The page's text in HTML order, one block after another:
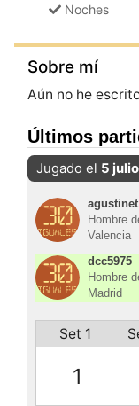
Noches
Sobre mí
Aún no he
Últimos
Jugado el 5
agustinet
Hombre
Valencia
dcc5975
Hombre
Madrid
Set 1
1